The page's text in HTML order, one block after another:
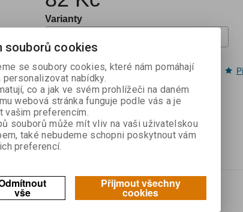
Varianty


Koupit
Skladem:3
výrobek
souborů cookies
se soubory cookies, které nám pomáhají
nabídky.
co a jak ve svém prohlížeči na daném
webová stránka funguje podle vás a je
vašim preferencím.
souborů může mít vliv na vaši uživatelskou
také nebudeme schopni poskytnout vám
preferencí.
vše
Přijmout všechny
cookies